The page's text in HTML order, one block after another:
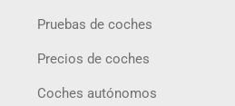
Pruebas de coches
Precios de coches
Coches autónomos